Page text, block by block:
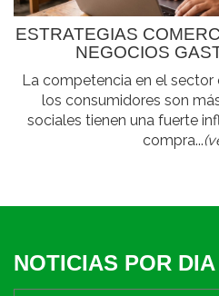
ESTRATEGIAS
NEGOCIOS
La competencia en el sector
los consumidores son
sociales tienen una fuerte
compra...
NOTICIAS POR DIA